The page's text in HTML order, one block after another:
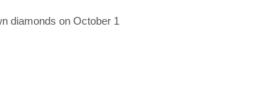
diamonds on October 1